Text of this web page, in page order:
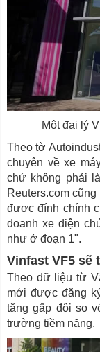
Một đại lý
Theo tờ
chuyên về xe
chứ không phải
Reuters.com
được đính chính
doanh xe điện
như ở đoạn 1".
Vinfast VF5 sẽ
Theo dữ liệu từ
mới được đăng
tăng gấp đôi so
trường tiềm năng.